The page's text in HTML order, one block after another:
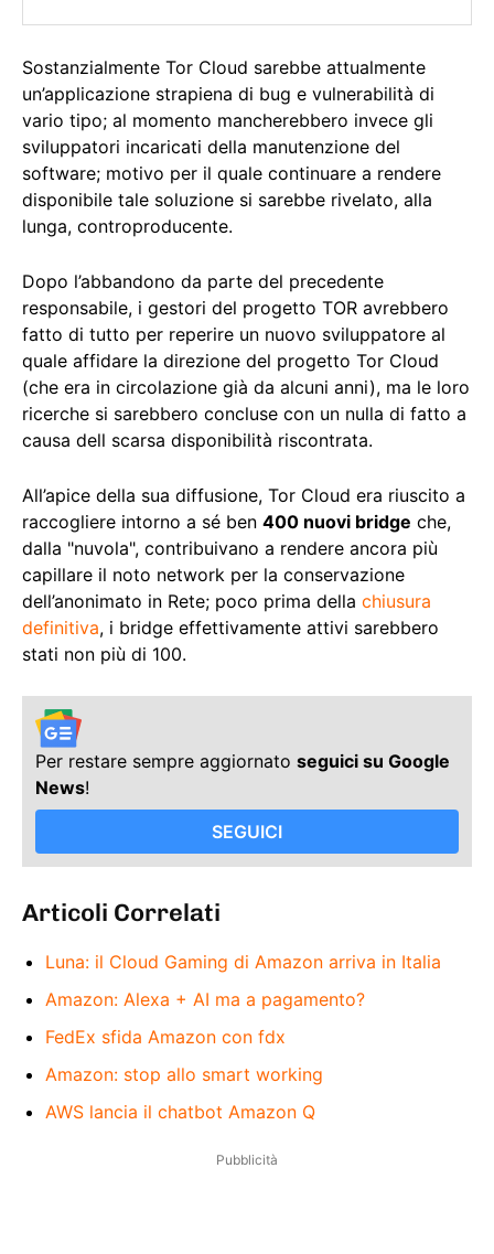
Sostanzialmente Tor Cloud sarebbe attualmente
un’applicazione strapiena di bug e vulnerabilità di
vario tipo; al momento mancherebbero invece gli
sviluppatori incaricati della manutenzione del
software; motivo per il quale continuare a rendere
disponibile tale soluzione si sarebbe rivelato, alla
lunga, controproducente.
Dopo l’abbandono da parte del precedente
responsabile, i gestori del progetto TOR avrebbero
fatto di tutto per reperire un nuovo sviluppatore al
quale affidare la direzione del progetto Tor Cloud
(che era in circolazione già da alcuni anni), ma le loro
ricerche si sarebbero concluse con un nulla di fatto a
causa dell scarsa disponibilità riscontrata.
All’apice della sua diffusione, Tor Cloud era riuscito a
raccogliere intorno a sé ben 400 nuovi bridge che,
dalla "nuvola", contribuivano a rendere ancora più
capillare il noto network per la conservazione
dell’anonimato in Rete; poco prima della chiusura
definitiva, i bridge effettivamente attivi sarebbero
stati non più di 100.
Per restare sempre aggiornato seguici su Google
News!
SEGUICI
Articoli Correlati
Luna: il Cloud Gaming di Amazon arriva in Italia
Amazon: Alexa + AI ma a pagamento?
FedEx sfida Amazon con fdx
Amazon: stop allo smart working
AWS lancia il chatbot Amazon Q
Pubblicità